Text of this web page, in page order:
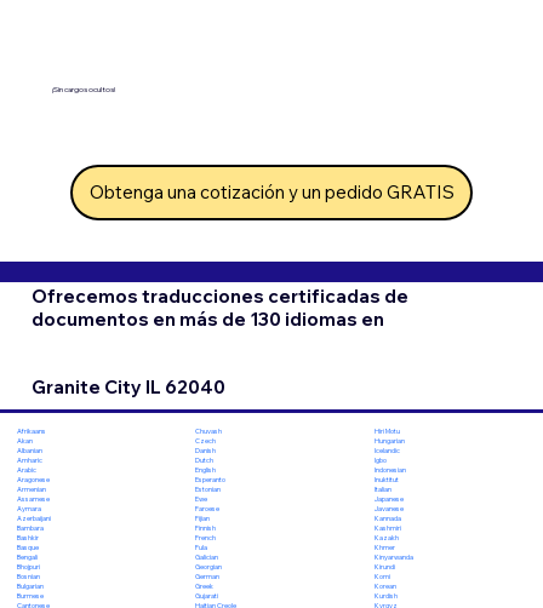
¡Sin cargos ocultos!
Obtenga una cotización y un pedido GRATIS
Ofrecemos traducciones certificadas de
documentos en más de 130 idiomas en
Granite City IL 62040
Afrikaans
Akan
Albanian
Amharic
Arabic
Aragonese
Armenian
Assamese
Aymara
Azerbaijani
Bambara
Bashkir
Basque
Bengali
Bhojpuri
Bosnian
Bulgarian
Burmese
Cantonese
Chuvash
Czech
Danish
Dutch
English
Esperanto
Estonian
Ewe
Faroese
Fijian
Finnish
French
Fula
Galician
Georgian
German
Greek
Gujarati
Haitian Creole
Hiri Motu
Hungarian
Icelandic
Igbo
Indonesian
Inuktitut
Italian
Japanese
Javanese
Kannada
Kashmiri
Kazakh
Khmer
Kinyarwanda
Kirundi
Komi
Korean
Kurdish
Kyrgyz